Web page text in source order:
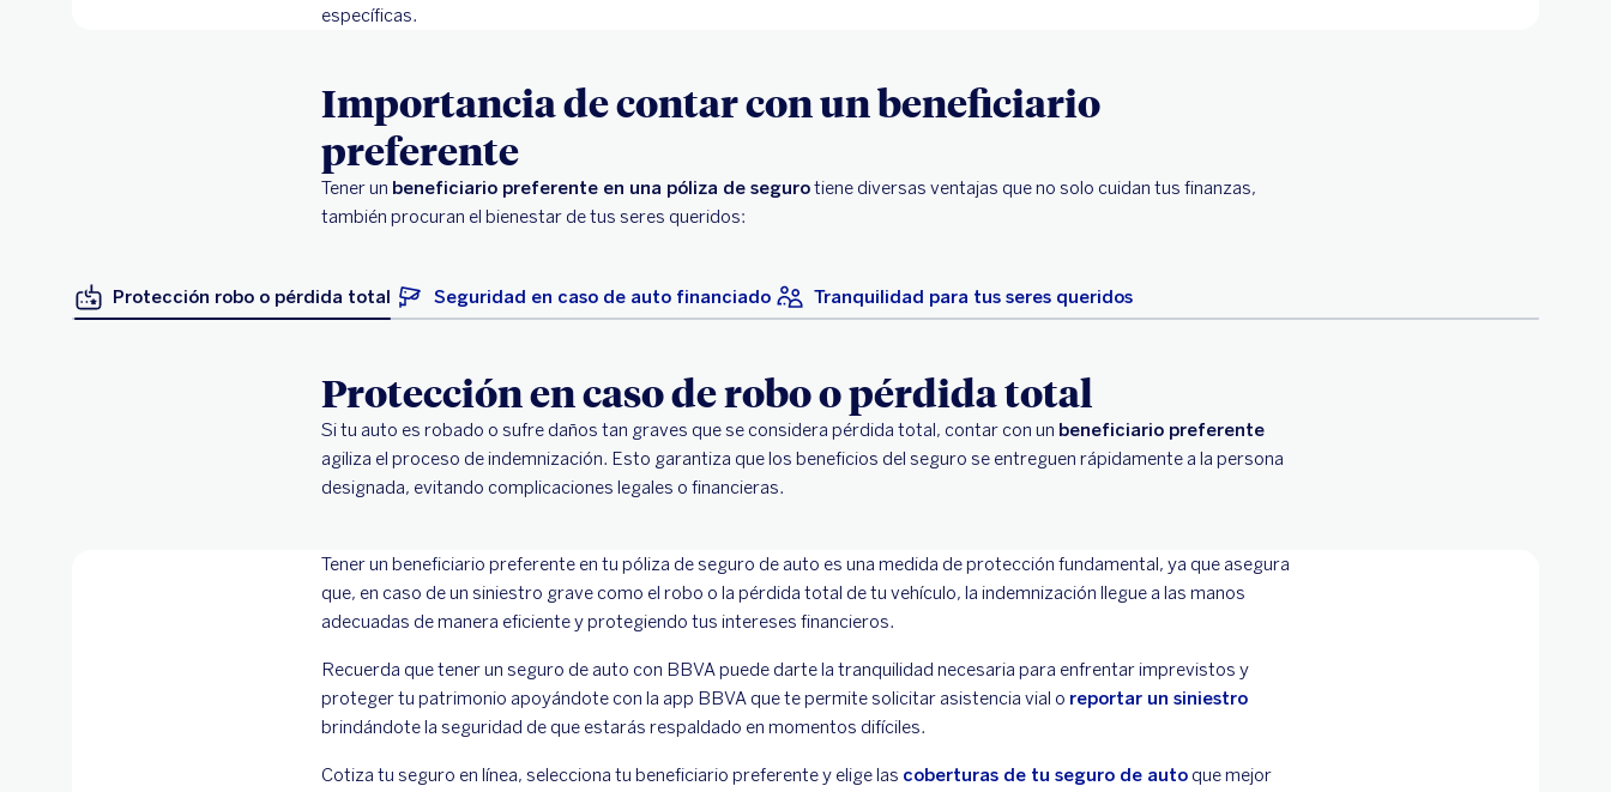
específicas.
Importancia de contar con un beneficiario
preferente
Tener un beneficiario preferente en una póliza de segurotiene diversas ventajas que no solo cuidan tus finanzas,
también procuran el bienestar de tus seres queridos:
Protección robo o pérdida total Seguridad en caso de auto financiado Tranquilidad para tus seres queridos
Protección en caso de robo o pérdida total
Si tu auto es robado o sufre daños tan graves que se considera pérdida total, contar con un beneficiario preferente
agiliza el proceso de indemnización. Esto garantiza que los beneficios del seguro se entreguen rápidamente a la persona
designada, evitando complicaciones legales o financieras.
Tener un beneficiario preferente en tu póliza de seguro de auto es una medida de protección fundamental, ya que asegura
que, en caso de un siniestro grave como el robo o la pérdida total de tu vehículo, la indemnización llegue a las manos
adecuadas de manera eficiente y protegiendo tus intereses financieros.
Recuerda que tener un seguro de auto con BBVA puede darte la tranquilidad necesaria para enfrentar imprevistos y
proteger tu patrimonio apoyándote con la app BBVA que te permite solicitar asistencia vial o reportar un siniestro
brindándote la seguridad de que estarás respaldado en momentos difíciles.
Cotiza tu seguro en línea, selecciona tu beneficiario preferente y elige las coberturas de tu seguro de auto que mejor